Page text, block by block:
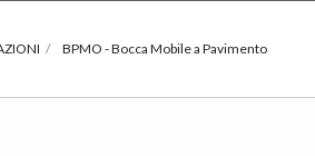
BPMO - Bocca Mobile a Pavimento